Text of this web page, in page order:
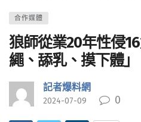
合作媒體
狼師從業20年性侵
繩、舔乳、摸下體」
記者爆料網
2024-07-09 0